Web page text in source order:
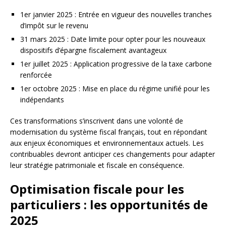
1er janvier 2025 : Entrée en vigueur des nouvelles tranches
d’impôt sur le revenu
31 mars 2025 : Date limite pour opter pour les nouveaux
dispositifs d’épargne fiscalement avantageux
1er juillet 2025 : Application progressive de la taxe carbone
renforcée
1er octobre 2025 : Mise en place du régime unifié pour les
indépendants
Ces transformations s’inscrivent dans une volonté de
modernisation du système fiscal français, tout en répondant
aux enjeux économiques et environnementaux actuels. Les
contribuables devront anticiper ces changements pour adapter
leur stratégie patrimoniale et fiscale en conséquence.
Optimisation fiscale pour les
particuliers : les opportunités de
2025